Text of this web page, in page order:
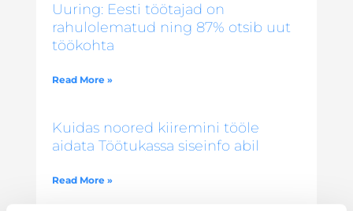
Uuring: Eesti töötajad on
rahulolematud ning 87% otsib uut
töökohta
Read More »
Kuidas noored kiiremini tööle
aidata Töötukassa siseinfo abil
Read More »